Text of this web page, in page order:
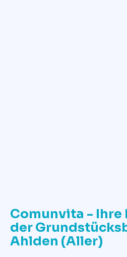
Comunvita - Ihre
der
Ahlden (Aller)